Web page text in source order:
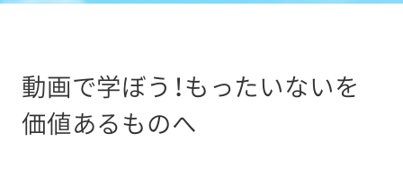
動画で学ぼう！もったいないを
価値あるものへ